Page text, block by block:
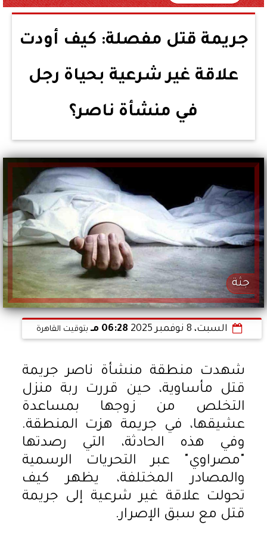
جريمة قتل مفصلة: كيف أودت
علاقة غير شرعية بحياة رجل
في منشأة ناصر؟
جثة
السبت، 8 نوفمبر 2025 06:28 مـ بتوقيت القاهرة
شهدت منطقة منشأة ناصر جريمة
قتل مأساوية، حين قررت ربة منزل
التخلص من زوجها بمساعدة
عشيقها، في جريمة هزت المنطقة.
وفي هذه الحادثة، التي رصدتها
"مصراوي" عبر التحريات الرسمية
والمصادر المختلفة، يظهر كيف
تحولت علاقة غير شرعية إلى جريمة
قتل مع سبق الإصرار.